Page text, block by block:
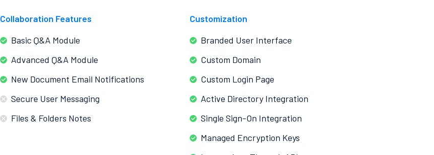
Collaboration Features
Basic Q&A Module
Advanced Q&A Module
New Document Email Notifications
Secure User Messaging
Files & Folders Notes
Customization
Branded User Interface
Custom Domain
Custom Login Page
Active Directory Integration
Single Sign-On Integration
Managed Encryption Keys